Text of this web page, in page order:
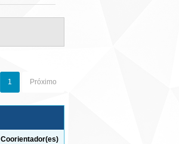
1 Próximo
Coorientador(es)